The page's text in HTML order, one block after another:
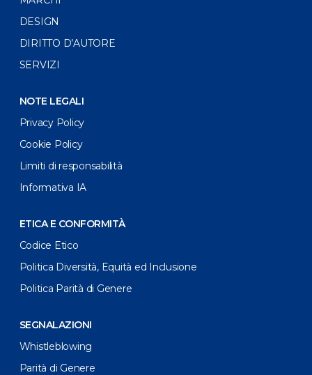
DESIGN
DIRITTO D’AUTORE
SERVIZI
NOTE LEGALI
Privacy Policy
Cookie Policy
Limiti di responsabilità
Informativa IA
ETICA E CONFORMITÀ
Codice Etico
Politica Diversità, Equità ed Inclusione
Politica Parità di Genere
SEGNALAZIONI
Whistleblowing
Parità di Genere